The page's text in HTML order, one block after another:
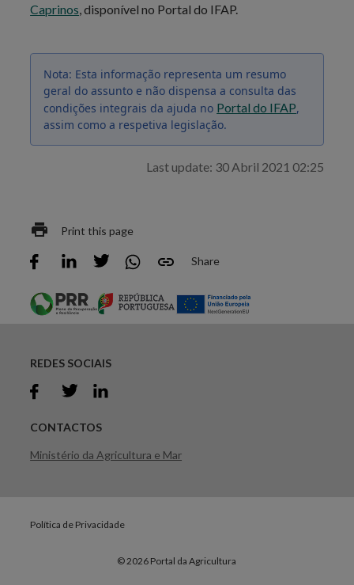
Caprinos, disponível no Portal do IFAP.
Nota: Esta informação representa um resumo
geral do assunto e não dispensa a consulta das
condições integrais da ajuda no Portal do IFAP,
assim como a respetiva legislação.
Last update: 30 Abril 2021 02:25
Print this page
Share
REDES SOCIAIS
CONTACTOS
Ministério da Agricultura e Mar
Política de Privacidade
© 2026 Portal da Agricultura